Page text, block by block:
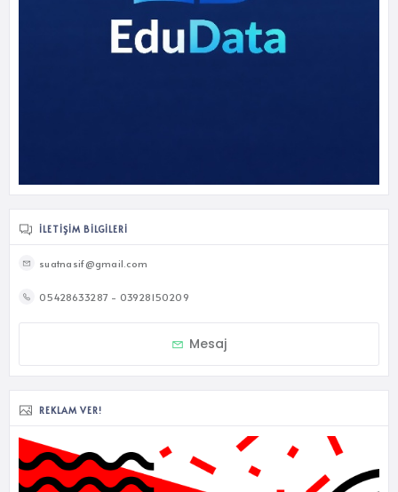
İLETIŞIM BILGILERI
suatnasif@gmail.com
05428633287 - 03928150209
Mesaj
REKLAM VER!